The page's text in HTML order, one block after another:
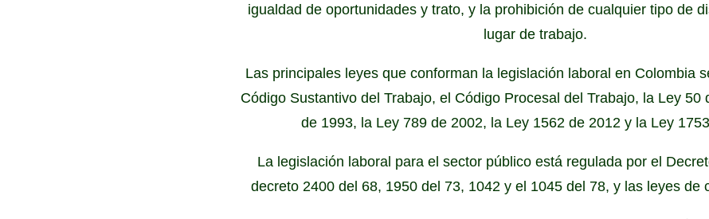
igualdad de oportunidades y trato, y la prohibición de cualquier tipo de
lugar de trabajo.
Las principales leyes que conforman la legislación laboral en Colombia
Código Sustantivo del Trabajo, el Código Procesal del Trabajo, la Ley 50
de 1993, la Ley 789 de 2002, la Ley 1562 de 2012 y la Ley
La legislación laboral para el sector público está regulada por el
decreto 2400 del 68, 1950 del 73, 1042 y el 1045 del 78, y las leyes de